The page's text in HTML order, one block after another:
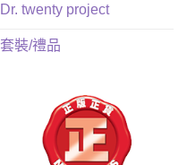
Dr. twenty project
套裝/禮品